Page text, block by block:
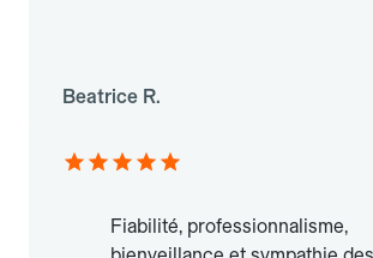
Beatrice R.
Fiabilité, professionnalisme,